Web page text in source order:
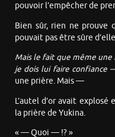
pouvoir l’empêcher de
Bien sûr, rien ne prouve
pouvait pas être sûre
Mais le fait que même
je dois lui faire confiance
une prière. Mais —
L’autel d’or avait
la prière de Yukina.
« — Quoi — !? »